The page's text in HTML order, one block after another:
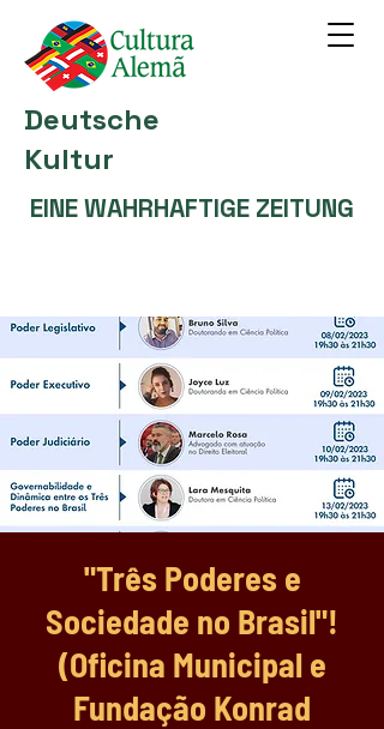
Deutsche
Kultur
EINE WAHRHAFTIGE ZEITUNG
"Três Poderes e
Sociedade no Brasil"!
(Oficina Municipal e
Fundação Konrad